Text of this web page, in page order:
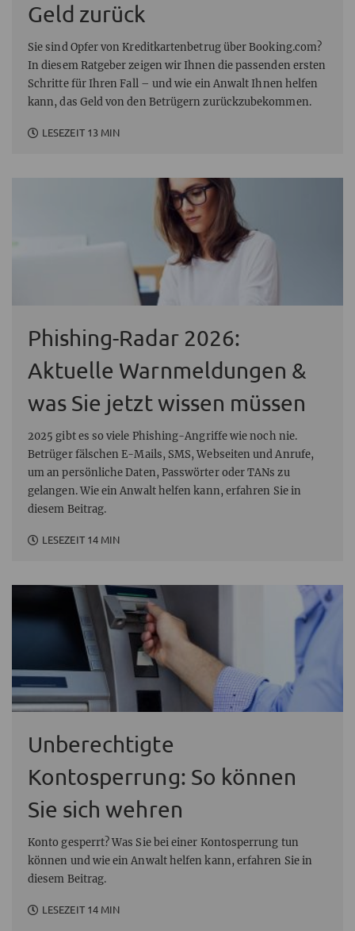
Geld zurück
Sie sind Opfer von Kreditkartenbetrug über Booking.com?
In diesem Ratgeber zeigen wir Ihnen die passenden ersten
Schritte für Ihren Fall – und wie ein Anwalt Ihnen helfen
kann, das Geld von den Betrügern zurückzubekommen.
LESEZEIT 13 MIN
Phishing-Radar 2026:
Aktuelle Warnmeldungen &
was Sie jetzt wissen müssen
2025 gibt es so viele Phishing-Angriffe wie noch nie.
Betrüger fälschen E-Mails, SMS, Webseiten und Anrufe,
um an persönliche Daten, Passwörter oder TANs zu
gelangen. Wie ein Anwalt helfen kann, erfahren Sie in
diesem Beitrag.
LESEZEIT 14 MIN
Unberechtigte
Kontosperrung: So können
Sie sich wehren
Konto gesperrt? Was Sie bei einer Kontosperrung tun
können und wie ein Anwalt helfen kann, erfahren Sie in
diesem Beitrag.
LESEZEIT 14 MIN